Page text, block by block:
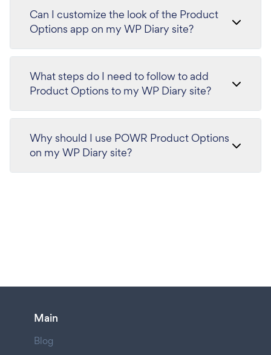
Can I customize the look of the Product
Options app on my WP Diary site?
What steps do I need to follow to add
Product Options to my WP Diary site?
Why should I use POWR Product Options
on my WP Diary site?
Main
Blog